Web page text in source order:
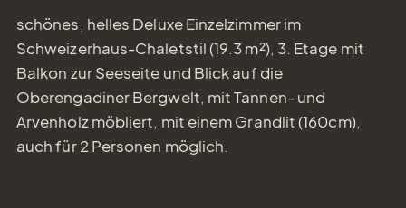
schönes, helles Deluxe Einzelzimmer im
Schweizerhaus-Chaletstil (19.3 m²), 3. Etage mit
Balkon zur Seeseite und Blick auf die
Oberengadiner Bergwelt, mit Tannen- und
Arvenholz möbliert, mit einem Grandlit (160cm),
auch für 2 Personen möglich.